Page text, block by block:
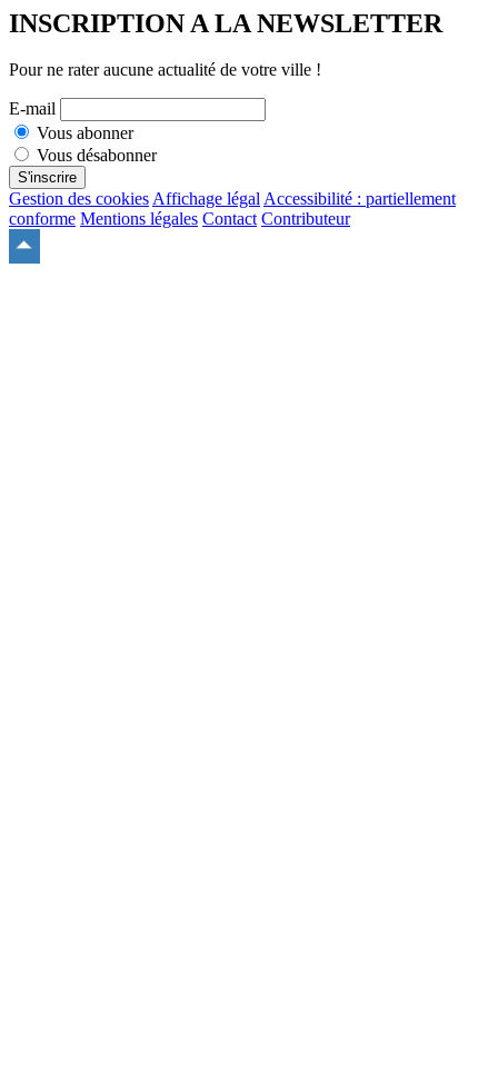
INSCRIPTION A LA NEWSLETTER
Pour ne rater aucune actualité de votre ville !
E-mail
Vous abonner
Vous désabonner
S'inscrire
Gestion des cookiesAffichage légalAccessibilité : partiellement
conforme Mentions légales Contact Contributeur